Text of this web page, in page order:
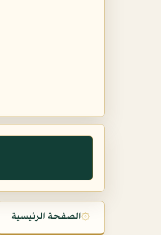
۞الصفحة الرئيسية